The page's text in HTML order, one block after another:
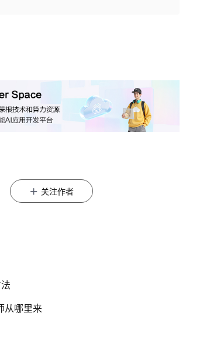
关注作者
从哪里来